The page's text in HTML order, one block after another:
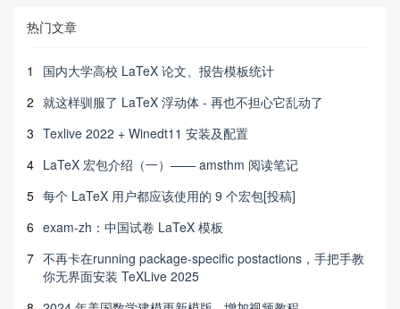
%
%        \par \raggedright
%        %“\par在段首，表示另起一行，“\textbf{}”,花
%    \end{enabstract}
        \begin{flushleft}
        摘要：测试
        关键词：测试；
        \end{flushleft}
热门文章
1
国内大学高校 LaTeX 论文、报告模板统计
2 就这样驯服了 LaTeX 浮动体 - 再也不担心它乱动了
3 Texlive 2022 + Winedt11 安装及配置
4 LaTeX 宏包介绍（一）—— amsthm 阅读笔记
5 每个 LaTeX 用户都应该使用的 9 个宏包[投稿]
6 exam-zh：中国试卷 LaTeX 模板
7 不再卡在running package-specific postactions，手把手教
你无界面安装 TeXLive 2025